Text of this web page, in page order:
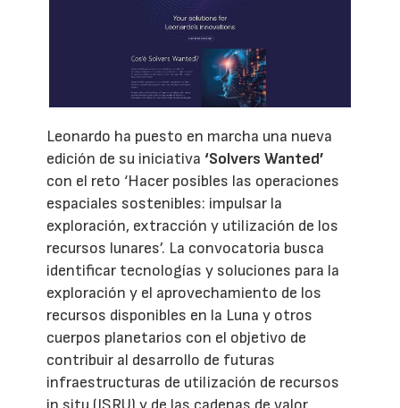
Leonardo ha puesto en marcha una nueva
edición de su iniciativa ‘Solvers Wanted’
con el reto ‘Hacer posibles las operaciones
espaciales sostenibles: impulsar la
exploración, extracción y utilización de los
recursos lunares’. La convocatoria busca
identificar tecnologías y soluciones para la
exploración y el aprovechamiento de los
recursos disponibles en la Luna y otros
cuerpos planetarios con el objetivo de
contribuir al desarrollo de futuras
infraestructuras de utilización de recursos